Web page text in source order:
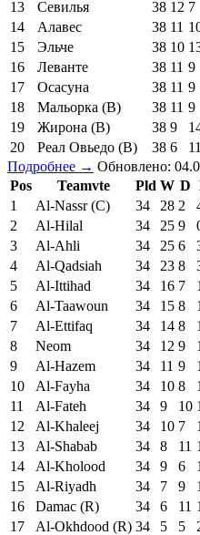
13 Севилья 38 12 7
14
Алавес 38 11
15
Эльче 38 10
16
Леванте 38 11 9
17
Осасуна 38 11 9
18
Мальорка (В) 38 11 9
19
Жирона (В) 38 9
20
Реал Овьедо (В) 38 6 11
Подробнее → Обновлено:
Pos
Teamvte Pld W D
1
Al-Nassr (C) 34 28 2
2
Al-Hilal 34 25 9
3
Al-Ahli 34 25 6
4
Al-Qadsiah 34 23 8
5
Al-Ittihad 34 16 7
6
Al-Taawoun 34 15 8
7
Al-Ettifaq 34 14 8
8
Neom 34 12 9
9
Al-Hazem 34 11 9
10
Al-Fayha 34 10 8
11
Al-Fateh 34 9 10
12
Al-Khaleej 34 10 7
13
Al-Shabab 34 8 11
14
Al-Kholood 34 9 6
15
Al-Riyadh 34 7 9
16
Damac (R) 34 6 11
17
Al-Okhdood (R) 34 5 5